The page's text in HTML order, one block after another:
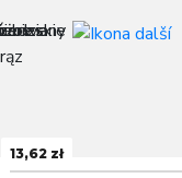
13,62 zł